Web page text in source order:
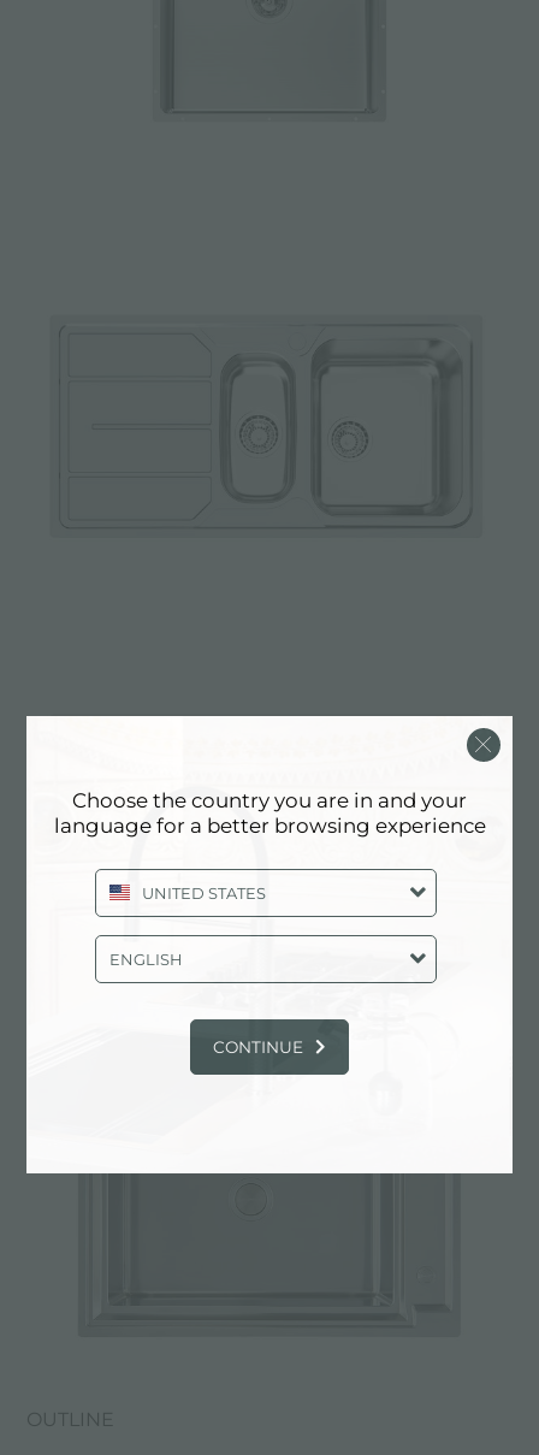
OUTLINE
Choose the country you are in and your
language for a better browsing experience
UNITED STATES
ENGLISH
CONTINUE